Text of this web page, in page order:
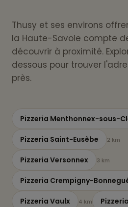
Thusy et ses environs
la Haute-Savoie compte
découvrir à proximité.
dessous pour trouver
près.
Pizzeria Menthonnex-sous-
Pizzeria Saint-Eusèbe 2 km
Pizzeria Versonnex 3 km
Pizzeria Crempigny-
Pizzeria Vaulx 4 km